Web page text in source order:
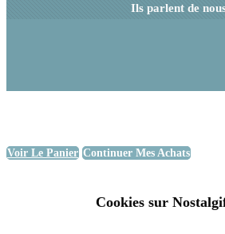
Ils parlent de
Voir Le Panier Continuer Mes Achats
Cookies sur